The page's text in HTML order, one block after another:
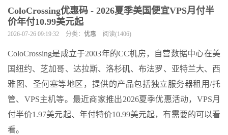
ColoCrossing优惠码 - 2026夏季美国便宜VPS月付半
价年付10.99美元起
2026-07-26 09:19:32 分类： 优惠 阅读(1406)
ColoCrossing是成立于2003年的CC机房，自营数据中心在美
国纽约、芝加哥、达拉斯、洛杉矶、布法罗、亚特兰大、西
雅图、圣何塞等地区，提供的产品包括独立服务器租用/托
管、VPS主机等。最近商家推出2026夏季优惠活动，VPS月
付半价1.97美元起、年付特价10.99美元起，有需要的可以看
看。